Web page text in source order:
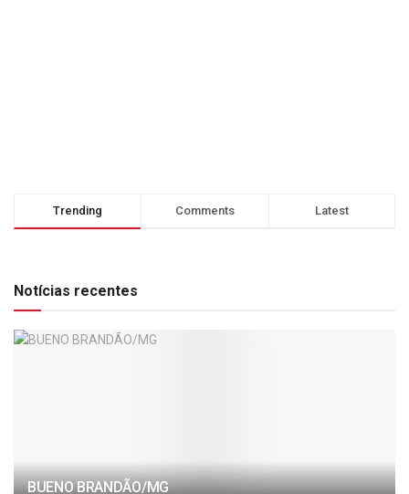
Trending Comments Latest
Notícias recentes
BUENO BRANDÃO/MG